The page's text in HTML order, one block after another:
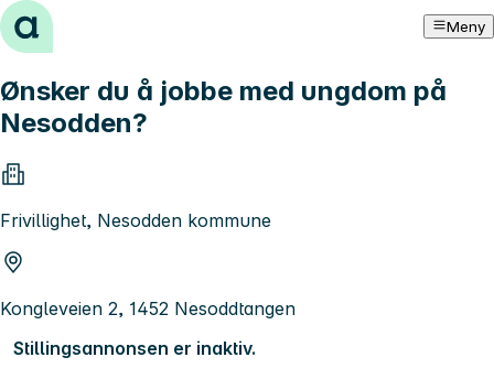
Hopp til innhold Meny
Ønsker du å jobbe med ungdom på
Nesodden?
Frivillighet, Nesodden kommune
Kongleveien 2, 1452 Nesoddtangen
Stillingsannonsen er inaktiv.